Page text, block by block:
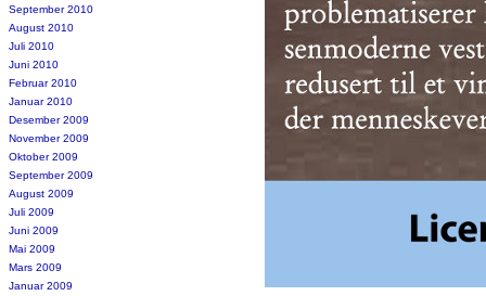
September 2010
August 2010
Juli 2010
Juni 2010
Februar 2010
Januar 2010
Desember 2009
November 2009
Oktober 2009
September 2009
August 2009
Juli 2009
Juni 2009
Mai 2009
Mars 2009
Januar 2009